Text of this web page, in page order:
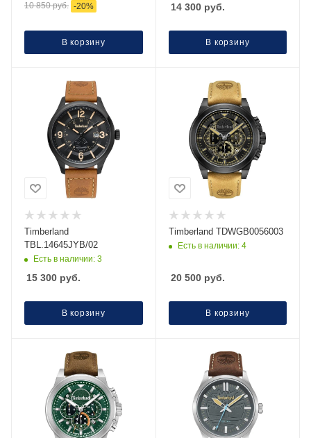
10 850руб. -20%
В корзину
14 300руб.
В корзину
Timberland
TBL.14645JYB/02
Есть в наличии: 3
15 300 руб.
В корзину
Timberland TDWGB0056003
Есть в наличии: 4
20 500руб.
В корзину